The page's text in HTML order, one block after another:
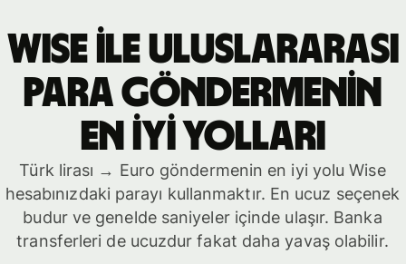
WISE İLE ULUSLARARASI
PARA GÖNDERMENİN
EN İYİ YOLLARI
Türk lirası → Euro göndermenin en iyi yolu Wise
hesabınızdaki parayı kullanmaktır. En ucuz seçenek
budur ve genelde saniyeler içinde ulaşır. Banka
transferleri de ucuzdur fakat daha yavaş olabilir.